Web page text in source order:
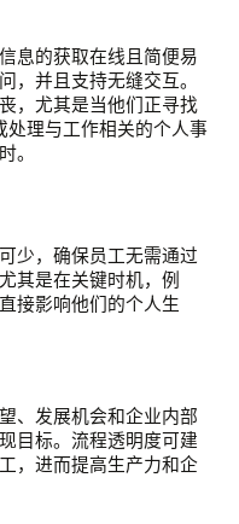
息的获取在线且简便易
，并且支持无缝交互。
，尤其是当他们正寻找
理与工作相关的个人事
。
少，确保员工无需通过
其是在关键时机，例
接影响他们的个人生
、发展机会和企业内部
目标。流程透明度可建
，进而提高生产力和企